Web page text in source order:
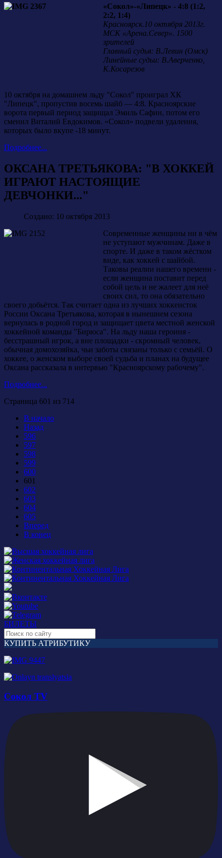
«Сокол»-«Липецк» - 4:8 (1:2,
2:2, 1:4)
Красноярск.10 октября 2013г.
МСК «Арена.Север». 1500
зрителей
Главный судья: В.Левин (Омск)
Линейные судьи: В.Аверченко,
К.Косарезов
10 октября на домашнем льду "Сокол" проиграл ХК
"Липецк", пропустив восемь шайб — 4:8. Красноярские
ворота первый период защищал Эмиль Сафин, потом его
сменил Виталий Евдокимов. «Сокол» подвели удаления,
которых было вкупе -18 минут.
Подробнее...
ОКСАНА ТРЕТЬЯКОВА: "В ХОККЕЙ
ИГРАЮТ НАСТОЯЩИЕ
ДЕВЧОНКИ..."
Создано: 10 октября 2013
Современные женщины ни в чём
не уступают мужчинам. Даже в
спорте. И даже в таком жёстком
виде, как хоккей с шайбой.
Таковы реалии нашего времени -
если женщина поставит перед
собой цель и не жалеет для неё
своих сил, то она обязательно
своего добьётся. Так считает одна из лучших хоккеисток
России Оксана Третьякова, которая в нынешнем сезона
вернулась в родной город и защищает цвета местной женской
хоккейной команды "Бирюса". На льду наша героиня -
бесстрашный игрок, а вне площадки - скромный человек,
обычная домохозяйка, чьи заботы связаны только с семьёй. О
хоккее, о женском выборе своей судьба и планах на будущее
Оксана рассказала в интервью "Красноярскому рабочему".
Подробнее...
Страница 601 из 714
В начало
Назад
596
597
598
599
600
601
602
603
604
605
Вперед
В конец
БИЛЕТЫ
КУПИТЬ АТРИБУТИКУ
Сокол TV